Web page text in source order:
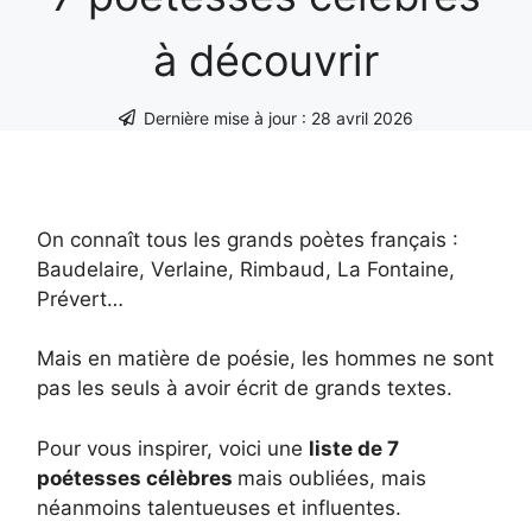
à découvrir
Dernière mise à jour : 28 avril 2026
On connaît tous les grands poètes français :
Baudelaire, Verlaine, Rimbaud, La Fontaine,
Prévert…
Mais en matière de poésie, les hommes ne sont
pas les seuls à avoir écrit de grands textes.
Pour vous inspirer, voici une liste de 7
poétesses célèbres mais oubliées, mais
néanmoins talentueuses et influentes.